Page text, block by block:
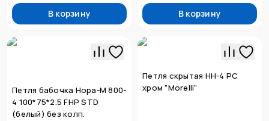
В корзину В корзину
Петля бабочка Нора-М 800-
4 100*75*2.5 FHP STD
(белый) без колп.
Петля скрытая НН-4 РС
хром "Morelli"